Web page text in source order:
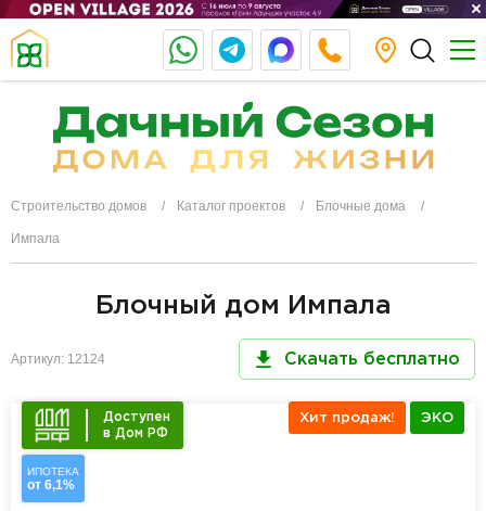
Строительство домов Каталог проектов Блочные дома
Импала
Блочный дом Импала
Артикул: 12124 Скачать бесплатно
Доступен
в Дом РФ
ИПОТЕКА
от 6,1%
Хит продаж! ЭКО